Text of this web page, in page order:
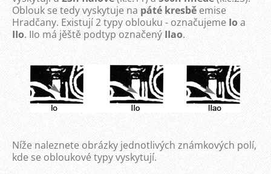
Oblouk se tedy vyskytuje na páté kresbě emise
Hradčany. Existují 2 typy oblouku - označujeme Ioa
IIo. IIo má jěště podtyp označený IIao.
Níže naleznete obrázky jednotlivých známkových polí,
kde se obloukové typy vyskytují.